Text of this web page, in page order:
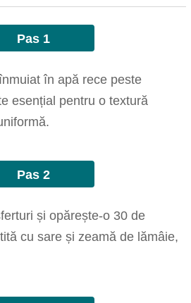
Pas 1
în apă rece peste
esențial pentru o textură
Pas 2
și opărește-o 30 de
cu sare și zeamă de lămâie,